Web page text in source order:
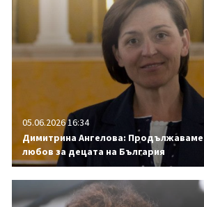
05.06.2026 16:34
Димитрина Ангелова:
любов за децата на България